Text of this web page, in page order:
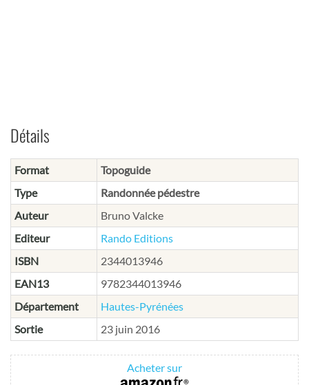
Détails
Format
Topoguide
Type
Randonnée pédestre
Auteur
Bruno Valcke
Editeur
Rando Editions
ISBN
2344013946
EAN13
9782344013946
Département
Hautes-Pyrénées
Sortie
23 juin 2016
Acheter sur